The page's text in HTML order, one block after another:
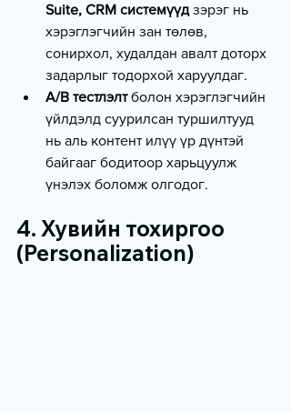
Suite, CRM системүүд зэрэг нь
хэрэглэгчийн зан төлөв,
сонирхол, худалдан авалт доторх
задарлыг тодорхой харуулдаг.
A/B тестлэлт болон хэрэглэгчийн
үйлдэлд суурилсан туршилтууд
нь аль контент илүү үр дүнтэй
байгааг бодитоор харьцуулж
үнэлэх боломж олгодог.
4. Хувийн тохиргоо
(Personalization)